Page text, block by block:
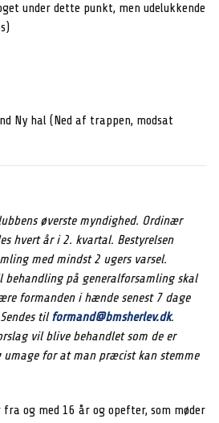
under dette punkt, men udelukkende
Ny hal (Ned af trappen, modsat
øverste myndighed. Ordinær
hvert år i 2. kvartal. Bestyrelsen
med mindst 2 ugers varsel.
behandling på generalforsamling skal
formanden i hænde senest 7 dage
tilformand@bmsherlev.dk.
vil blive behandlet som de er
for at man præcist kan stemme
og med 16 år og opefter, som møder